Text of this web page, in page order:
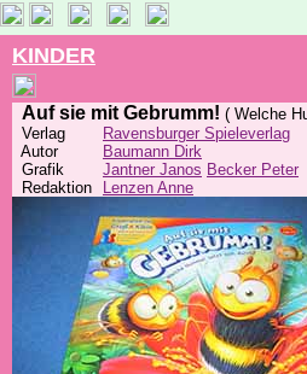
KINDER
Auf sie mit Gebrumm! ( Welche
Verlag
Ravensburger Spieleverlag
Autor
Baumann Dirk
Grafik
Jantner Janos Becker Peter
Redaktion
Lenzen Anne